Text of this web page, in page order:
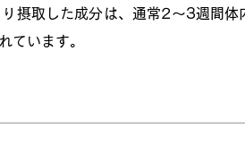
り摂取した成分は、通常2～3週間
ています。